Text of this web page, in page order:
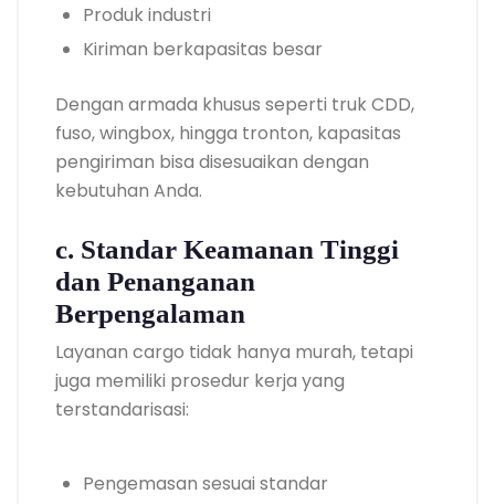
Produk industri
Kiriman berkapasitas besar
Dengan armada khusus seperti truk CDD,
fuso, wingbox, hingga tronton, kapasitas
pengiriman bisa disesuaikan dengan
kebutuhan Anda.
c. Standar Keamanan Tinggi
dan Penanganan
Berpengalaman
Layanan cargo tidak hanya murah, tetapi
juga memiliki prosedur kerja yang
terstandarisasi:
Pengemasan sesuai standar